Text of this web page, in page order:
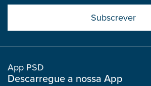
boostrap
col
App PSD
Descarregue a nossa App